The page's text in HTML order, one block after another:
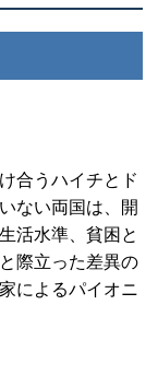
合うハイチとド
ない両国は、開
活水準、貧困と
際立った差異の
によるパイオニ